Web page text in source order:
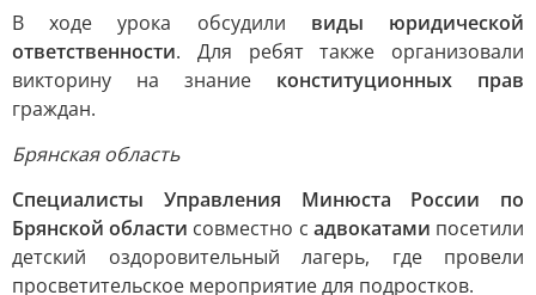
В ходе урока обсудили виды юридической
ответственности. Для ребят также организовали
викторину на знание конституционных прав
граждан.
Брянская область
Специалисты Управления Минюста России по
Брянской области совместно с адвокатами посетили
детский оздоровительный лагерь, где провели
просветительское мероприятие для подростков.